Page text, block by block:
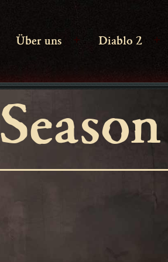
Über uns
MenüDiablo 2